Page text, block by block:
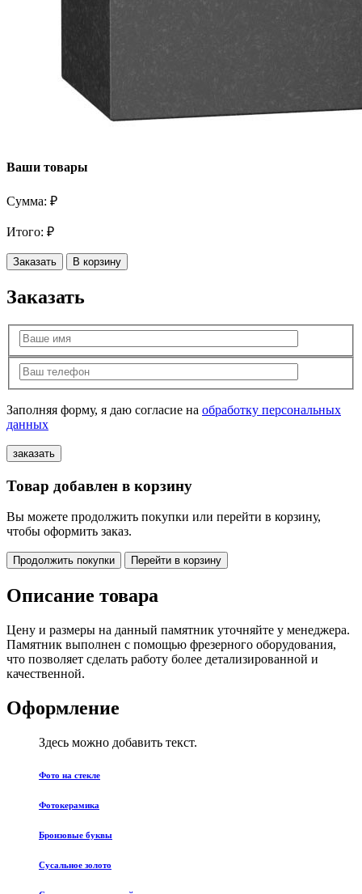
Ваши товары
Сумма: ₽
Итого: ₽
Заказать В корзину
Заказать
Заполняя форму, я даю согласие на обработку персональных
данных
Товар добавлен в корзину
Вы можете продолжить покупки или перейти в корзину,
чтобы оформить заказ.
Продолжить покупки Перейти в корзину
Описание товара
Цену и размеры на данный памятник уточняйте у менеджера.
Памятник выполнен с помощью фрезерного оборудования,
что позволяет сделать работу более детализированной и
качественной.
Оформление
Здесь можно добавить текст.
Фото на стекле
Фотокерамика
Бронзовые буквы
Сусальное золото